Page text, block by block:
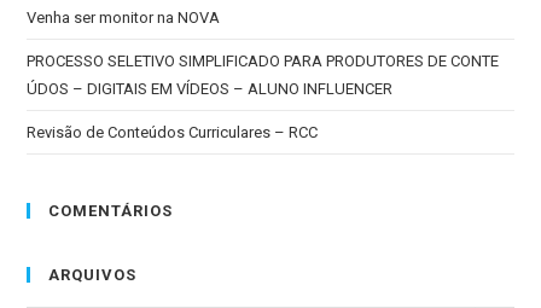
Venha ser monitor na NOVA
PROCESSO SELETIVO SIMPLIFICADO PARA PRODUTORES DE CONTE
ÚDOS – DIGITAIS EM VÍDEOS – ALUNO INFLUENCER
Revisão de Conteúdos Curriculares – RCC
COMENTÁRIOS
ARQUIVOS